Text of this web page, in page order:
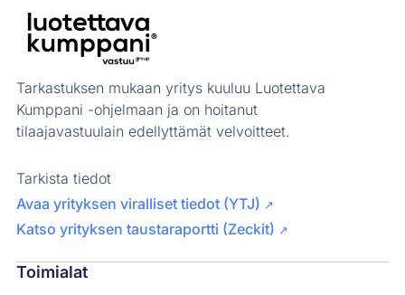
Tarkastuksen mukaan yritys kuuluu Luotettava
Kumppani -ohjelmaan ja on hoitanut
tilaajavastuulain edellyttämät velvoitteet.
Tarkista tiedot
Avaa yrityksen viralliset tiedot (YTJ) ↗
Katso yrityksen taustaraportti (Zeckit) ↗
Toimialat